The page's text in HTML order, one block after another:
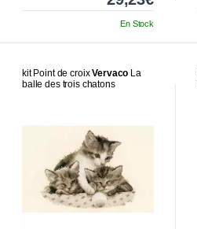
En Stock
kit Point de croixVervaco La
balle des trois chatons